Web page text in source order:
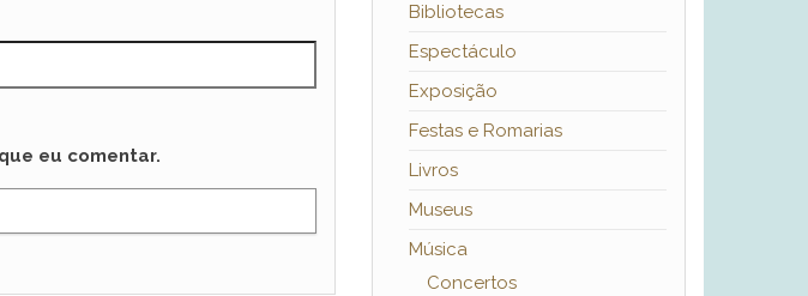
eu comentar.
Bibliotecas
Espectáculo
Exposição
Festas e Romarias
Livros
Museus
Música
Concertos